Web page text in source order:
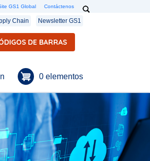
GS1 Global Contáctenos Search
navigation
Chain Newsletter GS1
DE BARRAS
cuenta de usuario
0 elementos